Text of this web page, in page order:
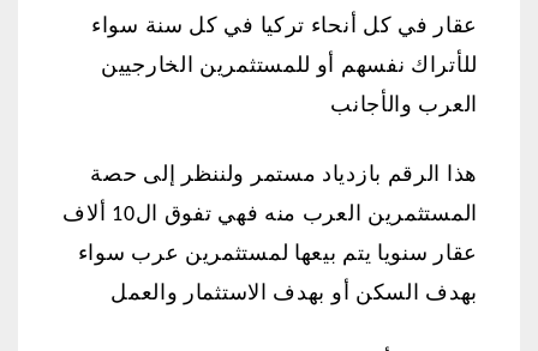
عقار في كل أنحاء تركيا في كل سنة سواء
للأتراك نفسهم أو للمستثمرين الخارجيين
العرب والأجانب
هذا الرقم بازدياد مستمر ولننظر إلى حصة
المستثمرين العرب منه فهي تفوق ال10 ألاف
عقار سنويا يتم بيعها لمستثمرين عرب سواء
بهدف السكن أو بهدف الاستثمار والعمل